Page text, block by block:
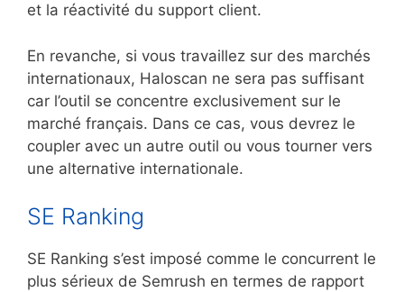
et la réactivité du support client.
En revanche, si vous travaillez sur des marchés
internationaux, Haloscan ne sera pas suffisant
car l’outil se concentre exclusivement sur le
marché français. Dans ce cas, vous devrez le
coupler avec un autre outil ou vous tourner vers
une alternative internationale.
SE Ranking
SE Ranking s’est imposé comme le concurrent le
plus sérieux de Semrush en termes de rapport